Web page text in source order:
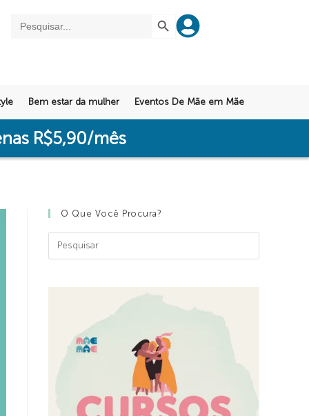
for:
SEARCH BUTTON
Bem estar da mulher Eventos De Mãe em Mãe
R$5,90/mês
O Que Você Procura?